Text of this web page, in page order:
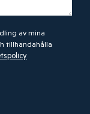
av mina
tillhandahålla